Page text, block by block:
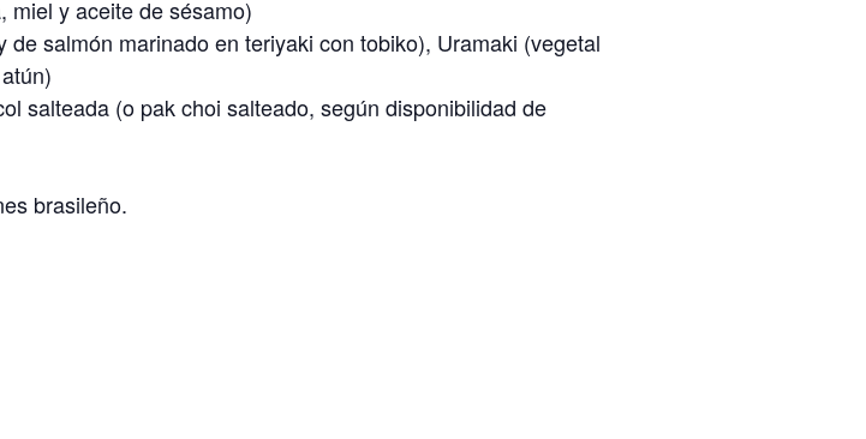
miel y aceite de sésamo)
de salmón marinado en teriyaki con tobiko), Uramaki (vegetal
salteada (o pak choi salteado, según disponibilidad de
brasileño.